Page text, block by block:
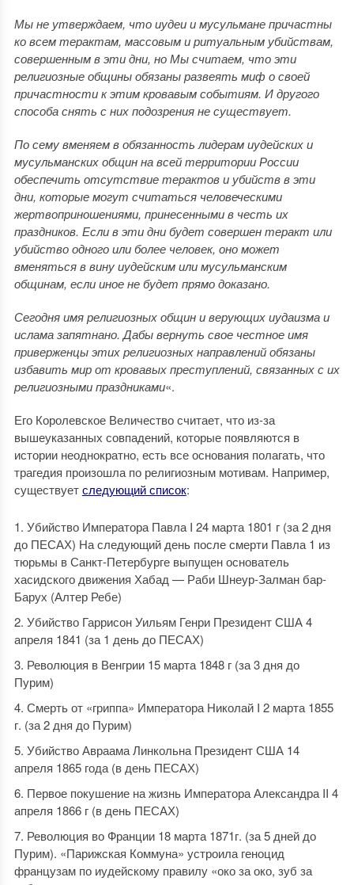
Мы не утверждаем, что иудеи и мусульмане причастны
ко всем терактам, массовым и ритуальным убийствам,
совершенным в эти дни, но Мы считаем, что эти
религиозные общины обязаны развеять миф о своей
причастности к этим кровавым событиям. И другого
способа снять с них подозрения не существует.
По сему вменяем в обязанность лидерам иудейских и
мусульманских общин на всей территории России
обеспечить отсутствие терактов и убийств в эти
дни, которые могут считаться человеческими
жертвоприношениями, принесенными в честь их
праздников. Если в эти дни будет совершен теракт или
убийство одного или более человек, оно может
вменяться в вину иудейским или мусульманским
общинам, если иное не будет прямо доказано.
Сегодня имя религиозных общин и верующих иудаизма и
ислама запятнано. Дабы вернуть свое честное имя
приверженцы этих религиозных направлений обязаны
избавить мир от кровавых преступлений, связанных с их
религиозными праздниками«.
Его Королевское Величество считает, что из-за
вышеуказанных совпадений, которые появляются в
истории неоднократно, есть все основания полагать, что
трагедия произошла по религиозным мотивам. Например,
существуетследующий список:
Убийство Императора Павла I 24 марта 1801 г (за 2 дня
до ПЕСАХ) На следующий день после смерти Павла 1 из
тюрьмы в Санкт-Петербурге выпущен основатель
хасидского движения Хабад — Раби Шнеур-Залман бар-
Барух (Алтер Ребе)
Убийство Гаррисон Уильям Генри Президент США 4
апреля 1841 (за 1 день до ПЕСАХ)
Революция в Венгрии 15 марта 1848 г (за 3 дня до
Пурим)
Смерть от «гриппа» Императора Николай I 2 марта 1855
г. (за 2 дня до Пурим)
Убийство Авраама Линкольна Президент США 14
апреля 1865 года (в день ПЕСАХ)
Первое покушение на жизнь Императора Александра II 4
апреля 1866 г (в день ПЕСАХ)
Революция во Франции 18 марта 1871г. (за 5 дней до
Пурим). «Парижская Коммуна» устроила геноцид
французам по иудейскому правилу «око за око, зуб за